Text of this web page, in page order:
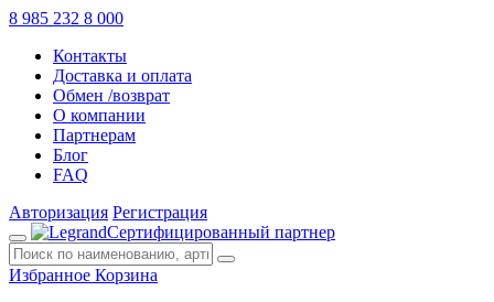
8 985 232 8 000
Контакты
Доставка и оплата
Обмен /возврат
О компании
Партнерам
Блог
FAQ
Авторизация Регистрация
Сертифицированный партнер
Избранное Корзина